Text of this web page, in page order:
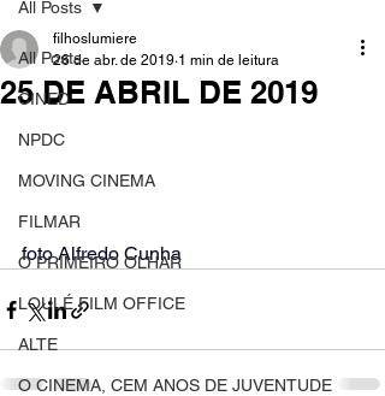
All Posts
CINED
NPDC
MOVING CINEMA
FILMAR
O PRIMEIRO OLHAR
LOULÉ FILM OFFICE
ALTE
O CINEMA, CEM ANOS DE JUVENTUDE
All Posts
25 DE ABRIL DE 2019
filhoslumiere
26 de abr. de 2019 1 min de leitura
foto Alfredo Cunha